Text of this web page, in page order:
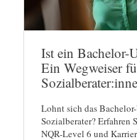
Ist ein Bachelor-
Ein Wegweiser
Lohnt sich das
Sozialberater? Erfahren
NQR-Level 6 und